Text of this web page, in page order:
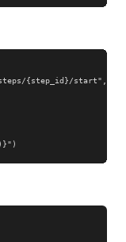
{step_id}/start",